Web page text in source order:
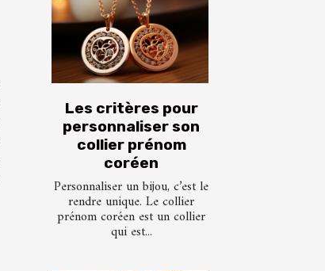
Les critères pour
personnaliser son
collier prénom
coréen
Personnaliser un bijou, c’est le
rendre unique. Le collier
prénom coréen est un collier
qui est...